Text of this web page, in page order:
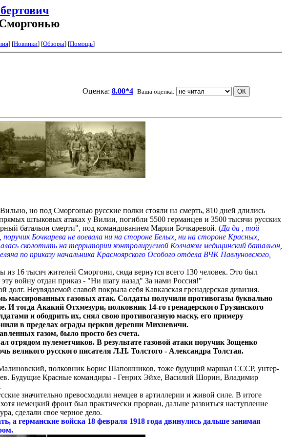
] [Новинки] [Обзоры] [Помощь]
Оценка: 8.00*4 Ваша оценка:
но под Сморгонью русские полки стояли на смерть, 810 дней длились
штыковых атаках у Вилии, погибли 5500 германцев и 3500 тысячи русских
батальон смерти", под командованием Марии Бочкаревой. (Да да , той
поручик Бочкарева не воевала ни на стороне Белых, ни на стороне Красных,
сколотить на территории контролируемой Колчаком медицинский батальон,
по приказу начальника Красноярского Особого отдела ВЧК Павлуновского,
16 тысяч жителей Сморгони, сюда вернутся всего 130 человек. Это был
войну отдан приказ - "Ни шагу назад" За нами Россия!"
Неувядаемой славой покрыла себя Кавказская гренадерская дивизия.
массированных газовых атак. Солдаты получили противогазы буквально
тогда Акакий Отхмезури, полковник 14-го гренадерского Грузинского
и ободрить их, снял свою противогазную маску, его примеру
в пределах ограды церкви деревни Михневичи.
газом, было просто без счета.
пулеметчиков. В результате газовой атаки поручик Зощенко
великого русского писателя Л.Н. Толстого - Александра Толстая.
полковник Борис Шапошников, тоже будущий маршал СССР, унтер-
Будущие Красные командиры - Генрих Эйхе, Василий Шорин, Владимир
значительно превосходили немцев в артиллерии и живой силе. В итоге
немецкий фронт был практически прорван, дальше развиться наступление
сделали свое черное дело.
а германские войска 18 февраля 1918 года двинулись дальше занимая